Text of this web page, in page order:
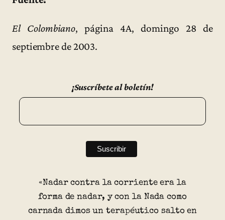
El Colombiano, página 4A, domingo 28 de
septiembre de 2003.
¡Suscríbete al boletín!
«Nadar contra la corriente era la
forma de nadar, y con la Nada como
carnada dimos un terapéutico salto en